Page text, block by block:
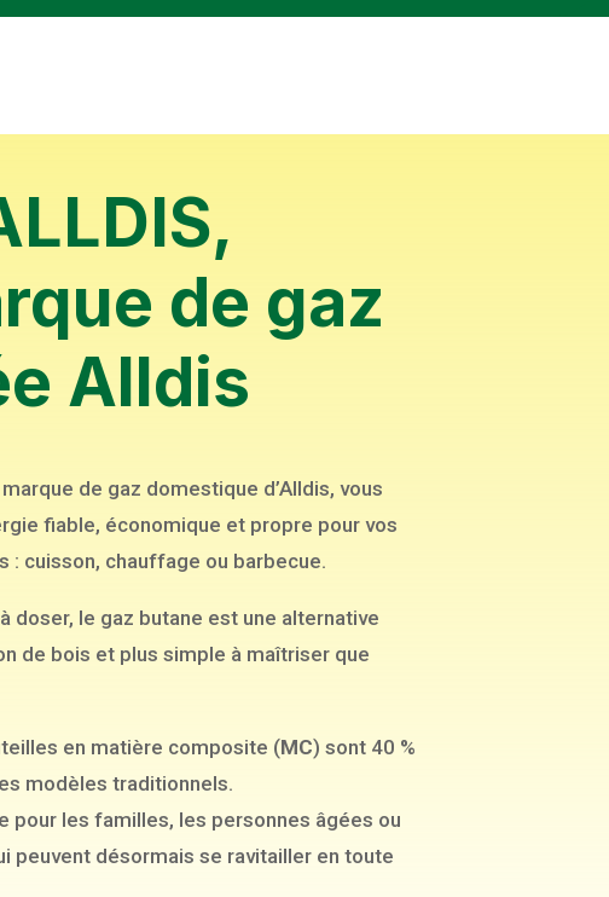
de gaz
Alldis
de gaz domestique d’Alldis, vous
fiable, économique et propre pour vos
: cuisson, chauffage ou barbecue.
doser, le gaz butane est une alternative
de bois et plus simple à maîtriser que
en matière composite (MC) sont 40 %
modèles traditionnels.
pour les familles, les personnes âgées ou
peuvent désormais se ravitailler en toute